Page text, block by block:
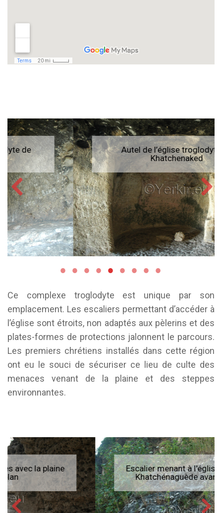
Autel de l’église troglodyte de
Khatchenaked
Ce complexe troglodyte est unique par son
emplacement. Les escaliers permettant d’accéder à
l’église sont étroits, non adaptés aux pèlerins et des
plates-formes de protections jalonnent le parcours.
Les premiers chrétiens installés dans cette région
ont eu le souci de sécuriser ce lieu de culte des
menaces venant de la plaine et des steppes
environnantes.
Escalier menant à l'église troglodyte de
Khatchénaguède avant les fouilles